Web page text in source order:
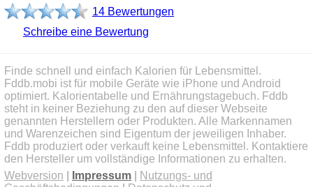
14 Bewertungen
Schreibe eine Bewertung
Finde schnell und einfach Kalorien für Lebensmittel.
Fddb.mobi ist für mobile Geräte wie iPhone und Android
optimiert. Kalorientabelle und Ernährungstagebuch. Fddb
steht in keiner Beziehung zu den auf dieser Webseite
genannten Herstellern oder Produkten. Alle Markennamen
und Warenzeichen sind Eigentum der jeweiligen Inhaber.
Fddb produziert oder verkauft keine Lebensmittel. Kontaktiere
den Hersteller um vollständige Informationen zu erhalten.
Webversion
Impressum
Nutzungs- und